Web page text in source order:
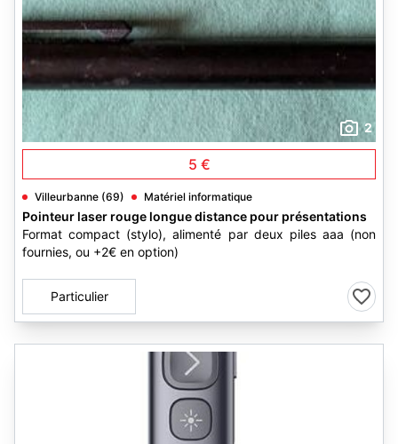
2
5 €
Villeurbanne (69) Matériel informatique
Pointeur laser rouge longue distance pour présentations
Format compact (stylo), alimenté par deux piles aaa (non
fournies, ou +2€ en option)
Particulier